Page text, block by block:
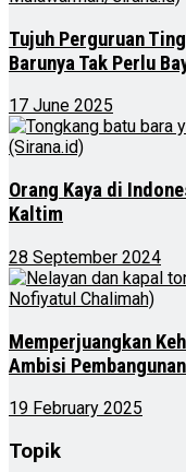
Tujuh Perguruan
Barunya Tak Perlu
17 June 2025
Orang Kaya di
Kaltim
28 September 2024
Memperjuangkan
Ambisi
19 February 2025
Topik